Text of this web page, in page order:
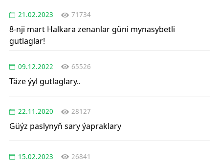
21.02.2023 71734
8-nji mart Halkara zenanlar güni mynasybetli
gutlaglar!
09.12.2022 65526
Täze ýyl gutlaglary..
22.11.2020 28127
Güýz paslynyň sary ýapraklary
15.02.2023 26841